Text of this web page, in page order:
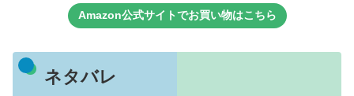
Amazon公式サイトでお買い物はこちら
ネタバレ